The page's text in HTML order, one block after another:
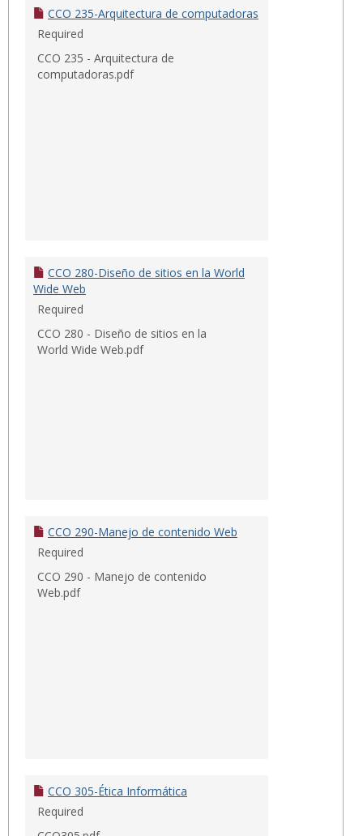
CCO 235-Arquitectura de computadoras
Required
CCO 235 - Arquitectura de
computadoras.pdf
CCO 280-Diseño de sitios en la World
Wide Web
Required
CCO 280 - Diseño de sitios en la
World Wide Web.pdf
CCO 290-Manejo de contenido Web
Required
CCO 290 - Manejo de contenido
Web.pdf
CCO 305-Ética Informática
Required